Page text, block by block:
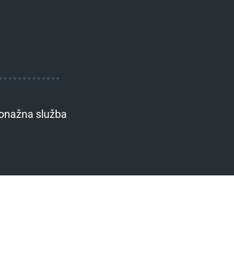
služba